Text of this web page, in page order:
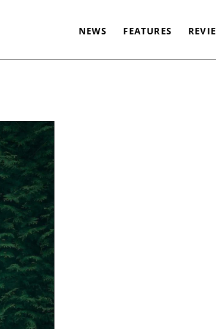
NEWS FEATURES